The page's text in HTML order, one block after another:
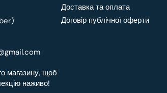
магазину, щоб
наживо!
Доставка та оплата
Договір публічної оферти